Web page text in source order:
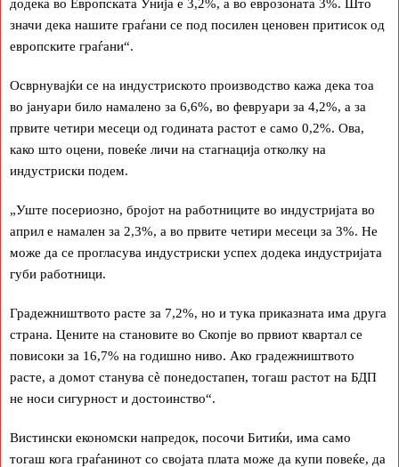
додека во Европската Унија е 3,2%, а во еврозоната 3%. Што
значи дека нашите граѓани се под посилен ценовен притисок од
европските граѓани“.
Осврнувајќи се на индустриското производство кажа дека тоа
во јануари било намалено за 6,6%, во февруари за 4,2%, а за
првите четири месеци од годината растот е само 0,2%. Ова,
како што оцени, повеќе личи на стагнација отколку на
индустриски подем.
„Уште посериозно, бројот на работниците во индустријата во
април е намален за 2,3%, а во првите четири месеци за 3%. Не
може да се прогласува индустриски успех додека индустријата
губи работници.
Градежништвото расте за 7,2%, но и тука приказната има друга
страна. Цените на становите во Скопје во првиот квартал се
повисоки за 16,7% на годишно ниво. Ако градежништвото
расте, а домот станува сè понедостапен, тогаш растот на БДП
не носи сигурност и достоинство“.
Вистински економски напредок, посочи Битиќи, има само
тогаш кога граѓанинот со својата плата може да купи повеќе, да